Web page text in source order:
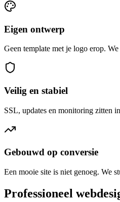
Eigen ontwerp
Geen template met je logo erop.
Veilig en stabiel
SSL, updates en monitoring zitten
Gebouwd op conversie
Een mooie site is niet genoeg. We
Professioneel